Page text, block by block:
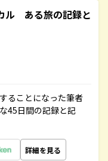
ル ある旅の記録と
ることになった筆者
45日間の記録と記
詳細を見る